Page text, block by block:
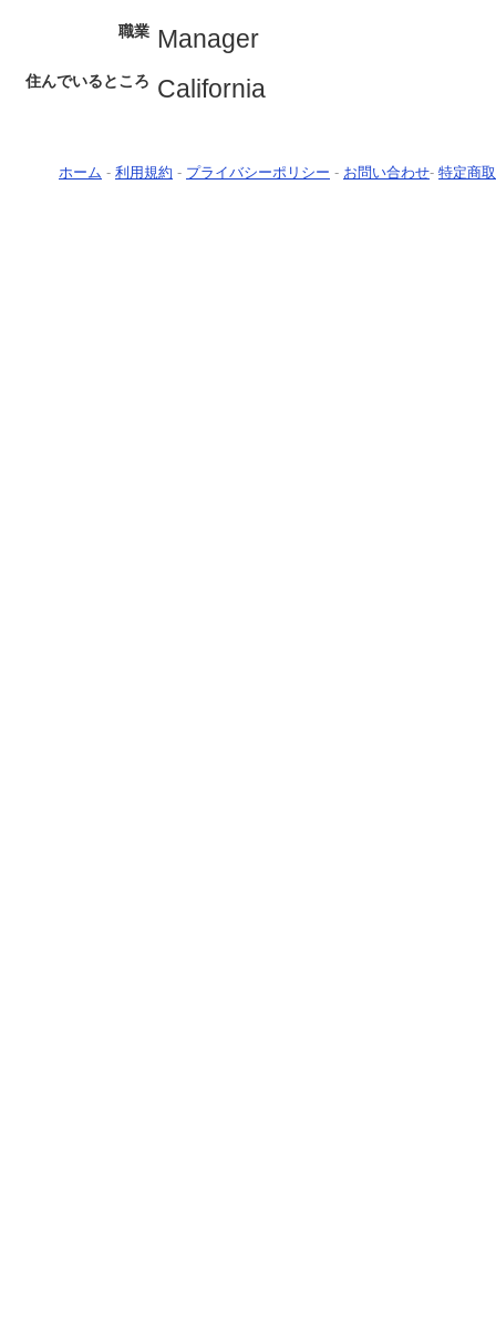
職業 Manager
住んでいるところ California
ホーム - 利用規約 - プライバシーポリシー - お問い合わせ- 特定商